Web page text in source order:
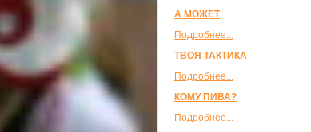
А МОЖЕТ
Подробнее...
ТВОЯ ТАКТИКА
Подробнее...
КОМУ ПИВА?
Подробнее...